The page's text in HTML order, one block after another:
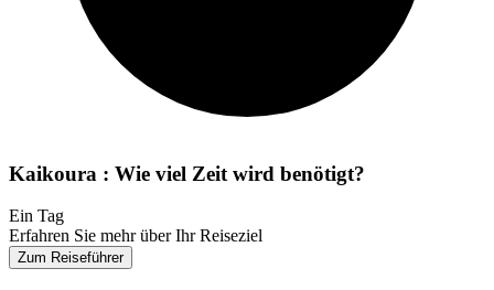
Kaikoura : Wie viel Zeit wird benötigt?
Ein Tag
Erfahren Sie mehr über Ihr Reiseziel
Zum Reiseführer